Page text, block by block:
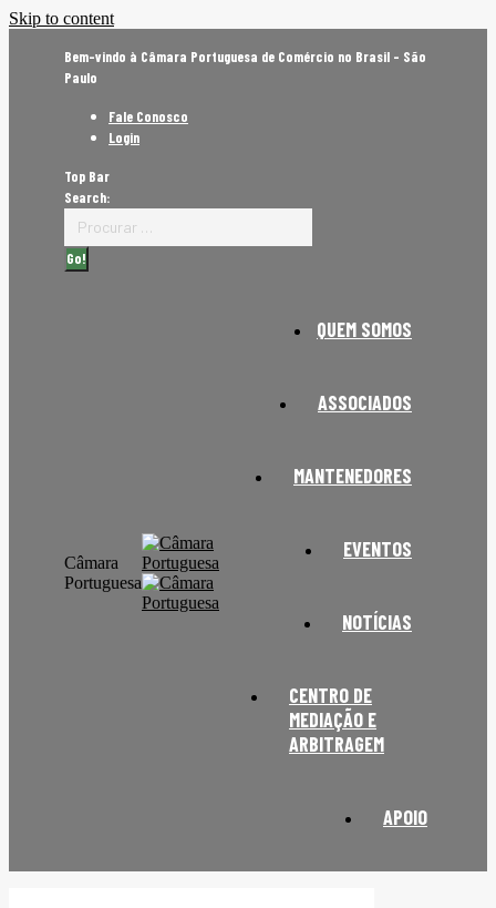
Skip to content
Bem-vindo à Câmara Portuguesa de Comércio no Brasil - São
Paulo
Fale Conosco
Login
Top Bar
Search:
Câmara
Portuguesa
QUEM SOMOS
ASSOCIADOS
MANTENEDORES
EVENTOS
NOTÍCIAS
CENTRO DE
MEDIAÇÃO E
ARBITRAGEM
APOIO